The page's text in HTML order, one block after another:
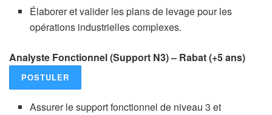
Élaborer et valider les plans de levage pour les
opérations industrielles complexes.
Analyste Fonctionnel (Support N3) – Rabat (+5 ans)
POSTULER
Assurer le support fonctionnel de niveau 3 et